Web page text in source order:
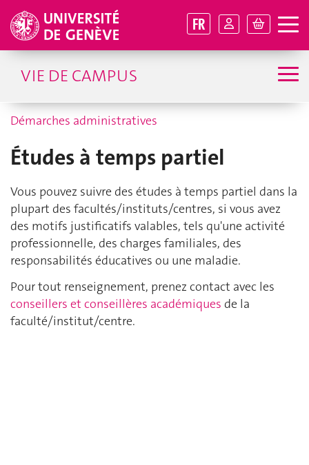
FR
VIE DE CAMPUS
Démarches administratives
Études à temps partiel
Vous pouvez suivre des études à temps partiel dans la
plupart des facultés/instituts/centres, si vous avez
des motifs justificatifs valables, tels qu'une activité
professionnelle, des charges familiales, des
responsabilités éducatives ou une maladie.
Pour tout renseignement, prenez contact avec les
conseillers et conseillères académiques de la
faculté/institut/centre.